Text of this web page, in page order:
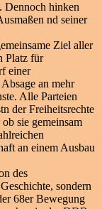
Dennoch hinken
nd seiner
Ziel aller
Platz für
einer
an mehr
Alle Parteien
der Freiheitsrechte
sie gemeinsam
an einem Ausbau
des
sondern
68er Bewegung